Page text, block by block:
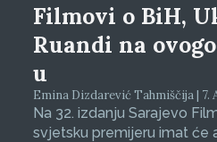
Filmovi o BiH,
Ruandi na
u
Emina Dizdarević Tahmiščija | 7.
Na 32. izdanju Sarajevo
svjetsku premijeru imat će